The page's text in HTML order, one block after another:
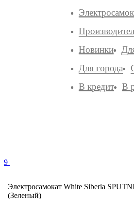
Новинки
Для города
В кредит
В
9
Электросамокат White Siberia
(Зеленый)